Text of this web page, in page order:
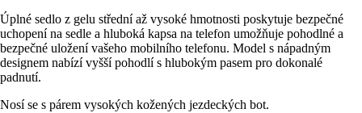
Úplné sedlo z gelu střední až vysoké hmotnosti poskytuje bezpečné
uchopení na sedle a hluboká kapsa na telefon umožňuje pohodlné a
bezpečné uložení vašeho mobilního telefonu. Model s nápadným
designem nabízí vyšší pohodlí s hlubokým pasem pro dokonalé
padnutí.
Nosí se s párem vysokých kožených jezdeckých bot.